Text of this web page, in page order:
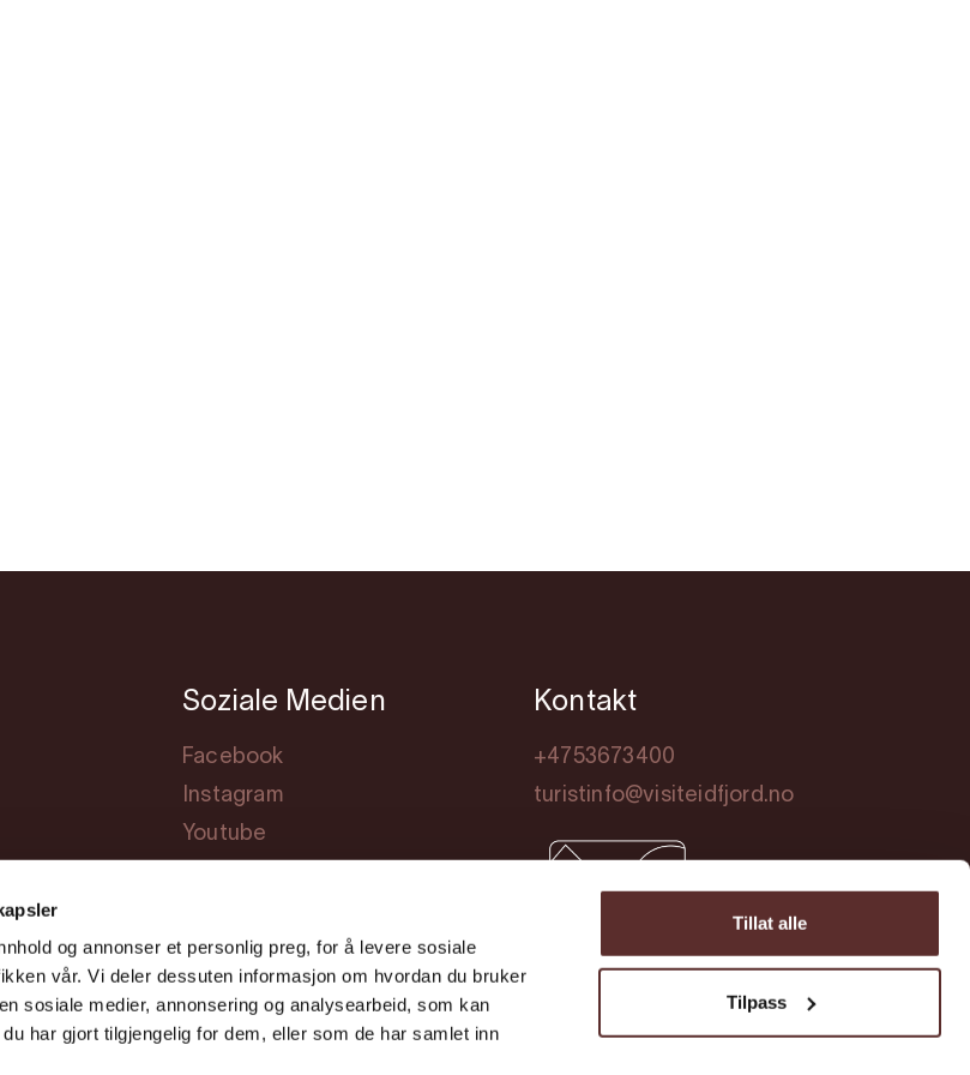
og annonser et personlig preg, for å levere sosiale
vår. Vi deler dessuten informasjon om hvordan du bruker
sosiale medier, annonsering og analysearbeid, som kan
har gjort tilgjengelig for dem, eller som de har samlet inn
Tillat alle
Tilpass
Soziale Medien
Facebook
Instagram
Youtube
Kontakt
+4753673400
turistinfo@visiteidfjord.no